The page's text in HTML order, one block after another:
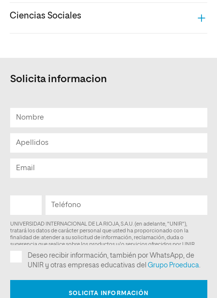
Ciencias Sociales
Solicita informacion